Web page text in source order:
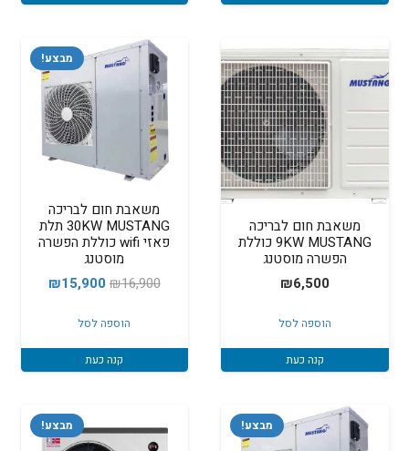
משאבת חום לבריכה
9KW MUSTANG כוללת
הפשרה מוסטנג
₪6,500
הוספה לסל
קנה כעת
מבצע!
משאבת חום לבריכה
30KW MUSTANG תלת
פאזי wifi כוללת הפשרה
מוסטנג
₪16,900
המחיר
היה:
₪16,900.
₪15,900
הוספה לסל
קנה כעת
מבצע! מבצע!